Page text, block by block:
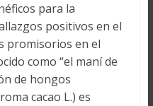
para la
positivos en el
promisorios en el
como “el maní de
de hongos
cacao L.) es